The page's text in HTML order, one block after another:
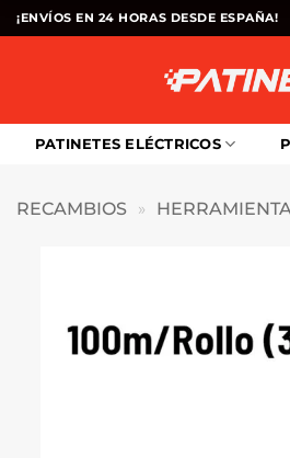
Saltar
al
¡ENVÍOS EN 24 HORAS DESDE ESPAÑA!
PATINETES ELÉCTRICOS
RECAMBIOS »